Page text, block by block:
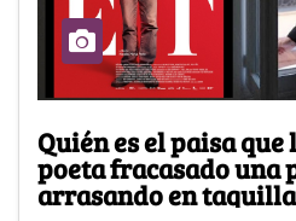
Quién es el paisa
poeta fracasado una
arrasando en